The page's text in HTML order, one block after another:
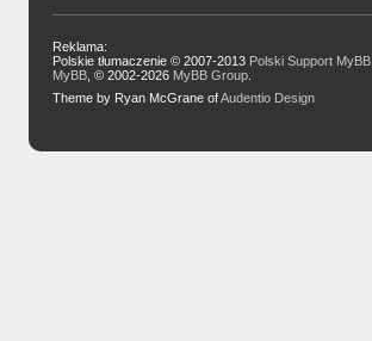
Reklama:
Polskie tłumaczenie © 2007-2013 Polski Support MyBB
MyBB, © 2002-2026 MyBB Group.
Theme by Ryan McGrane ofAudentio Design